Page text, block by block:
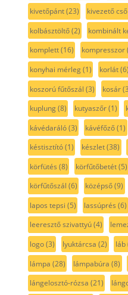
kivetőpánt(23) kivezető cső
kolbásztöltő(2) kombinált
komplett(16) kompresszor
konyhai mérleg(1) korlát(6)
koszorú fűtőszál (3) kosár
kuplung(8) kutyaszőr(1)
kávédaráló(3) kávéfőző(1)
késtisztító(1) készlet(38)
körfütés (8) körfűtőbetét(5)
körfűtőszál (6) középső(9)
lapos tepsi (5) lassúprés (6)
leeresztő szivattyú(4)
logo(3) lyuktárcsa (2) láb
lámpa (28) lámpabúra (8)
lángelosztó-rózsa (21)